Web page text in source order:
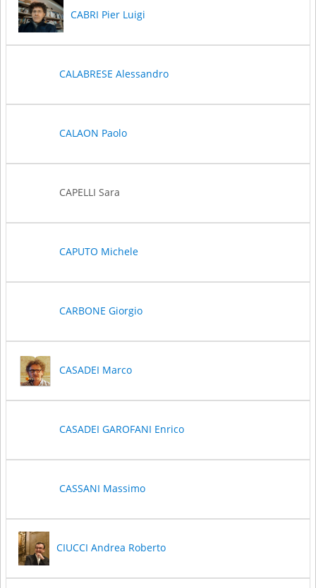
CABRI Pier Luigi
CALABRESE Alessandro
CALAON Paolo
CAPELLI Sara
CAPUTO Michele
CARBONE Giorgio
CASADEI Marco
CASADEI GAROFANI Enrico
CASSANI Massimo
CIUCCI Andrea Roberto